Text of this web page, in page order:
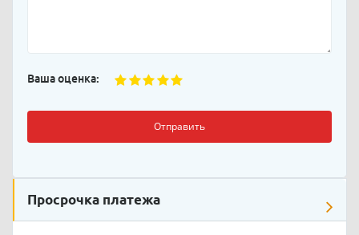
Ваша оценка:
Отправить
Просрочка платежа